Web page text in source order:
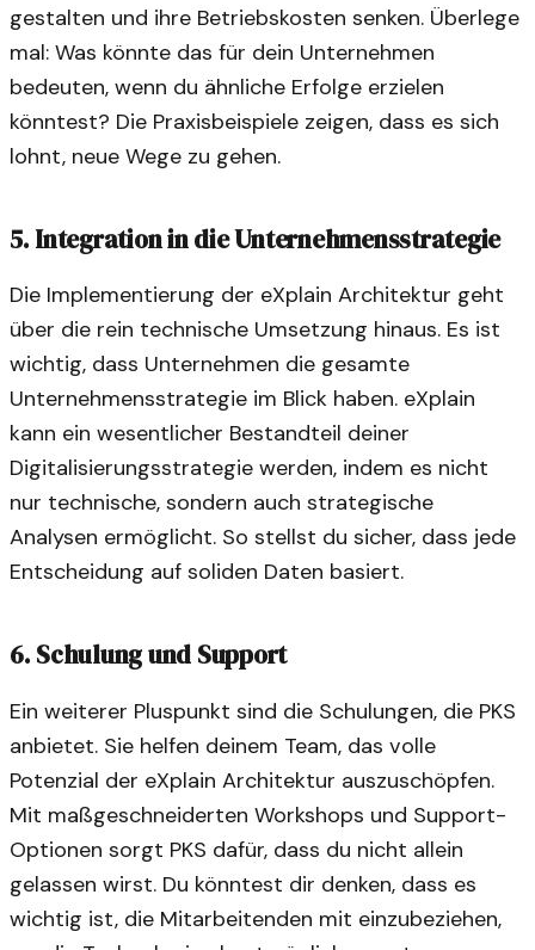
gestalten und ihre Betriebskosten senken. Überlege
mal: Was könnte das für dein Unternehmen
bedeuten, wenn du ähnliche Erfolge erzielen
könntest? Die Praxisbeispiele zeigen, dass es sich
lohnt, neue Wege zu gehen.
5. Integration in die Unternehmensstrategie
Die Implementierung der eXplain Architektur geht
über die rein technische Umsetzung hinaus. Es ist
wichtig, dass Unternehmen die gesamte
Unternehmensstrategie im Blick haben. eXplain
kann ein wesentlicher Bestandteil deiner
Digitalisierungsstrategie werden, indem es nicht
nur technische, sondern auch strategische
Analysen ermöglicht. So stellst du sicher, dass jede
Entscheidung auf soliden Daten basiert.
6. Schulung und Support
Ein weiterer Pluspunkt sind die Schulungen, die PKS
anbietet. Sie helfen deinem Team, das volle
Potenzial der eXplain Architektur auszuschöpfen.
Mit maßgeschneiderten Workshops und Support-
Optionen sorgt PKS dafür, dass du nicht allein
gelassen wirst. Du könntest dir denken, dass es
wichtig ist, die Mitarbeitenden mit einzubeziehen,